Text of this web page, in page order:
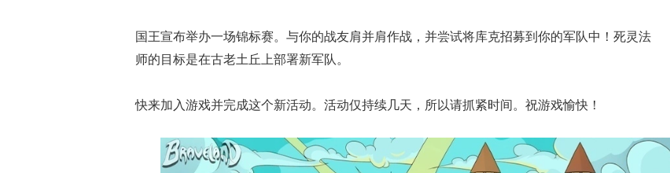
国王宣布举办一场锦标赛。与你的战友肩并肩作战，并尝试将库克招募到你的军队中！死灵法
师的目标是在古老土丘上部署新军队。
快来加入游戏并完成这个新活动。活动仅持续几天，所以请抓紧时间。祝游戏愉快！